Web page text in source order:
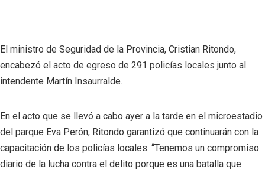
El ministro de Seguridad de la Provincia, Cristian Ritondo,
encabezó el acto de egreso de 291 policías locales junto al
intendente Martín Insaurralde.
En el acto que se llevó a cabo ayer a la tarde en el microestadio
del parque Eva Perón, Ritondo garantizó que continuarán con la
capacitación de los policías locales. “Tenemos un compromiso
diario de la lucha contra el delito porque es una batalla que